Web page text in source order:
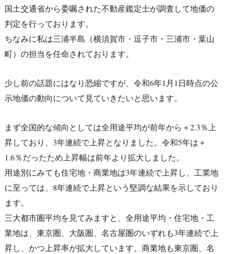
国土交通省から委嘱された不動産鑑定士が調査して地価の
判定を行っております。
ちなみに私は三浦半島（横須賀市・逗子市・三浦市・葉山
町）の担当を任命されております。
少し前の話題にはなり恐縮ですが、令和6年1月1日時点の公
示地価の動向について見ていきたいと思います。
まず全国的な傾向としては全用途平均が前年から＋2.3％上
昇しており、3年連続で上昇となりました。令和5年は＋
1.6％だったため上昇幅は前年より拡大しました。
用途別にみても住宅地・商業地は3年連続で上昇し、工業地
に至っては、8年連続で上昇という堅調な結果を示しており
ます。
三大都市圏平均を見てみますと、全用途平均・住宅地・工
業地は、東京圏、大阪圏、名古屋圏のいずれも3年連続で上
昇し、かつ上昇率が拡大しています。商業地も東京圏、名